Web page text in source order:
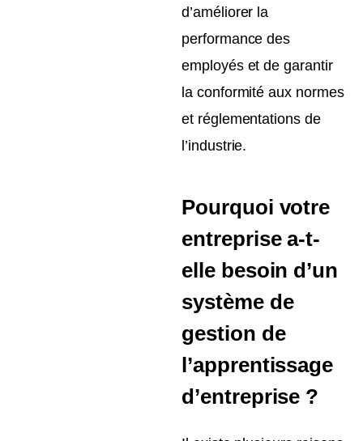
d’améliorer la
performance des
employés et de garantir
la conformité aux normes
et réglementations de
l’industrie.
Pourquoi votre
entreprise a-t-
elle besoin d’un
système de
gestion de
l’apprentissage
d’entreprise ?